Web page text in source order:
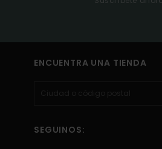
ENCUENTRA UNA TIENDA
SEGUINOS: